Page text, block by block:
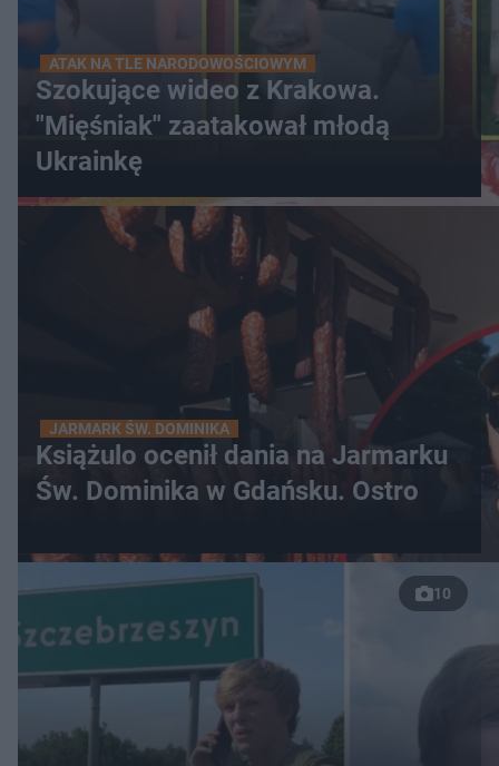
ATAK NA TLE NARODOWOŚCIOWYM
Szokujące wideo z Krakowa.
"Mięśniak" zaatakował młodą
Ukrainkę
JARMARK ŚW. DOMINIKA
Książulo ocenił dania na Jarmarku
Św. Dominika w Gdańsku. Ostro
10